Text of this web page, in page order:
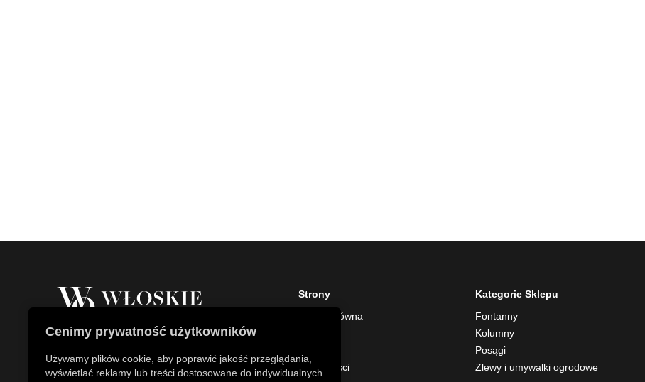
Patch Polska sp. z o.o.
Strony
Strona główna
Aktualności
Kategorie Sklepu
Fontanny
Kolumny
Posągi
Zlewy i umywalki ogrodowe
Cenimy prywatność użytkowników
Używamy plików cookie, aby poprawić jakość przeglądania,
wyświetlać reklamy lub treści dostosowane do indywidualnych